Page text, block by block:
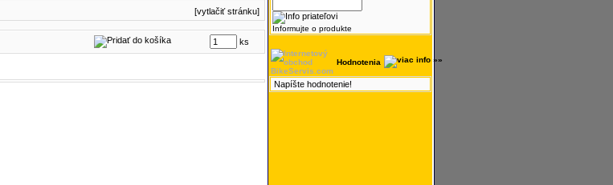
[vytlačiť stránku]
ks
Informujte o produkte
Hodnotenia
Napíšte hodnotenie!